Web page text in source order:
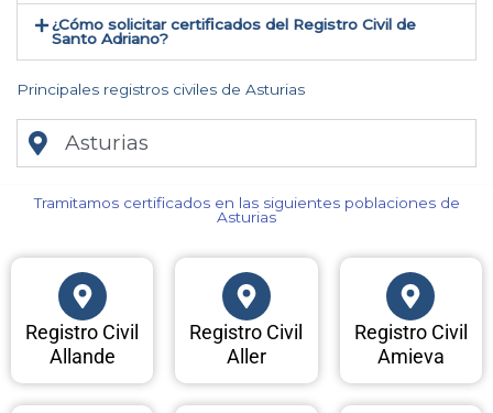
¿Cómo solicitar certificados del Registro Civil de
Santo Adriano​?
Principales registros civiles de Asturias
Asturias
Tramitamos certificados en las siguientes poblaciones de
Asturias​
Registro Civil
Allande
Registro Civil
Aller
Registro Civil
Amieva